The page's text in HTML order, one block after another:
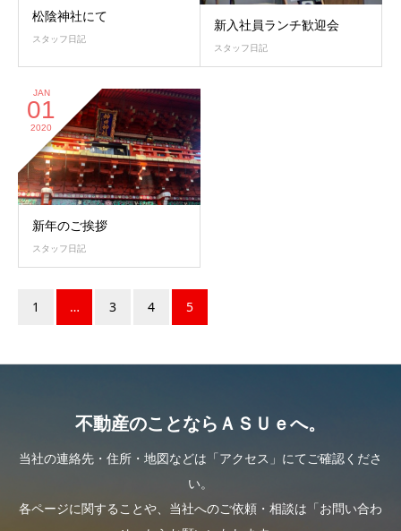
松陰神社にて
スタッフ日記
新入社員ランチ歓迎会
スタッフ日記
JAN
01
2020
新年のご挨拶
スタッフ日記
1 … 3 4 5
不動産のことならＡＳＵｅへ。
当社の連絡先・住所・地図などは「アクセス」にてご確認くださ
い。
各ページに関することや、当社へのご依頼・相談は「お問い合わ